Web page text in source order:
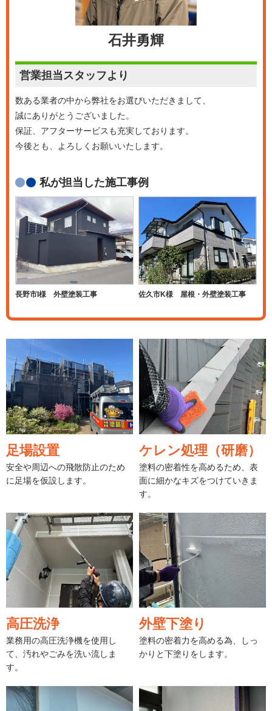
石井勇輝
営業担当スタッフより
数ある業者の中から弊社をお選びいただきまして、
誠にありがとうございました。
保証、アフターサービスも充実しております。
今後とも、よろしくお願いいたします。
私が担当した施工事例
長野市I様 外壁塗装工事 佐久市K様 屋根・外壁塗装工事
足場設置
安全や周辺への飛散防止のため
に足場を仮設します。
ケレン処理（研磨）
塗料の密着性を高めるため、表
面に細かなキズをつけていきま
す。
高圧洗浄
業務用の高圧洗浄機を使用し
て、汚れやごみを洗い流しま
す。
外壁下塗り
塗料の密着力を高める為、しっ
かりと下塗りをします。